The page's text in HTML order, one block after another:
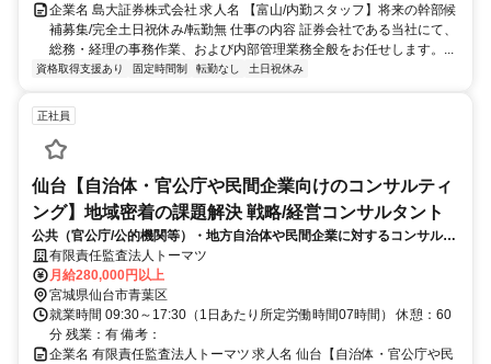
企業名 島大証券株式会社 求人名 【富山/内勤スタッフ】将来の幹部候
補募集/完全土日祝休み/転勤無 仕事の内容 証券会社である当社にて、
総務・経理の事務作業、および内部管理業務全般をお任せします。...
資格取得支援あり 固定時間制 転勤なし 土日祝休み
正社員
仙台【自治体・官公庁や民間企業向けのコンサルティ
ング】地域密着の課題解決 戦略/経営コンサルタント
公共（官公庁/公的機関等）・地方自治体や民間企業に対するコンサルテ
ィングをお任せします。クライアントは、中央省庁・公的機関・県庁・
市役所・町役場、各県の大企業・中堅・中小企業など幅広いです。
有限責任監査法人トーマツ
月給280,000円以上
宮城県仙台市青葉区
就業時間 09:30～17:30（1日あたり所定労働時間07時間） 休憩：60
分 残業：有 備考：
企業名 有限責任監査法人トーマツ 求人名 仙台【自治体・官公庁や民